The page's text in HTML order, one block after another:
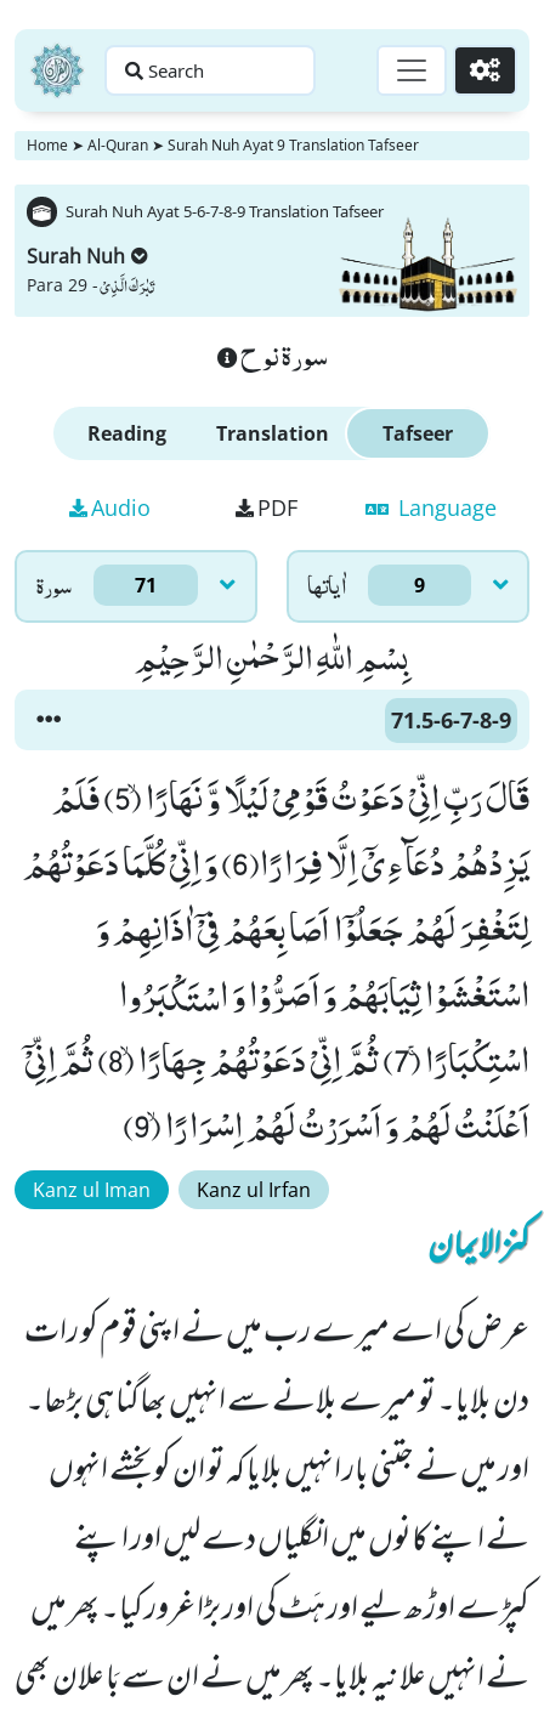
Search Go
Home ➤ Al-Quran ➤ Surah Nuh Ayat 9 Translation Tafseer
Surah Nuh Ayat 5-6-7-8-9 Translation Tafseer
Surah Nuh
Para 29 -تَبٰرَكَ الَّذِیْ
سورة نوح
Reading Translation Tafseer
Audio PDF Language
سورۃ 71 اٰياتها 9
بِسْمِ اللّٰهِ الرَّحْمٰنِ الرَّحِیْمِ
71.5-6-7-8-9
قَالَ رَبِّ اِنِّیْ دَعَوْتُ قَوْمِیْ لَیْلًا وَّ نَهَارًاۙ (5) فَلَمْ
یَزِدْهُمْ دُعَآءِیْۤ اِلَّا فِرَارًا(6) وَ اِنِّیْ كُلَّمَا دَعَوْتُهُمْ
لِتَغْفِرَ لَهُمْ جَعَلُوْۤا اَصَابِعَهُمْ فِیْۤ اٰذَانِهِمْ وَ
اسْتَغْشَوْا ثِیَابَهُمْ وَ اَصَرُّوْا وَ اسْتَكْبَرُوا
اسْتِكْبَارًاۚ (7) ثُمَّ اِنِّیْ دَعَوْتُهُمْ جِهَارًاۙ (8) ثُمَّ اِنِّیْۤ
اَعْلَنْتُ لَهُمْ وَ اَسْرَرْتُ لَهُمْ اِسْرَارًاۙ (9)
Kanz ul Iman Kanz ul Irfan
کنزالایمان
عرض کی اے میرے رب میں نے اپنی قوم کو رات
دن بلایا۔ تو میرے بلانے سے انہیں بھاگنا ہی بڑھا۔
اور میں نے جتنی بار انہیں بلایا کہ تو ان کو بخشے انہوں
نے اپنے کانوں میں انگلیاں دے لیں اور اپنے
کپڑے اوڑھ لیے اور ہَٹ کی اور بڑا غرور کیا۔ پھر میں
نے انہیں علانیہ بلایا۔ پھر میں نے ان سے بَا علان بھی